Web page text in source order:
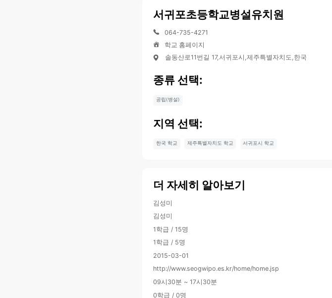
서귀포초등학교병설유치원
064-735-4271
학교 홈페이지
솔동산로11번길 17,서귀포시,제주특별자치도,한국
종류 선택:
공립(병설)
지역 선택:
한국 학교 제주특별자치도 학교 서귀포시 학교
더 자세히 알아보기
김성미
김성미
1학급 / 15명
1학급 / 5명
2015-03-01
http://www.seogwipo.es.kr/home/home.jsp
09시30분 ~ 17시30분
0학급 / 0명